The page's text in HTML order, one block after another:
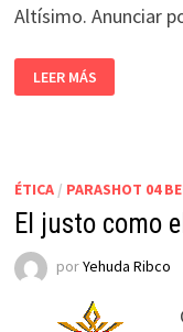
Altísimo. Anunciar
LEER MÁS
ÉTICA/ PARASHOT 04
El justo como
porYehuda Ribco